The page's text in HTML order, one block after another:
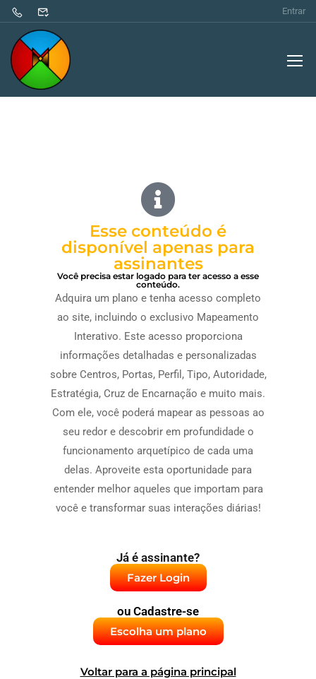
Entrar
Esse conteúdo é
disponível apenas para
assinantes
Você precisa estar logado para ter acesso a esse
conteúdo.
Adquira um plano e tenha acesso completo
ao site, incluindo o exclusivo Mapeamento
Interativo. Este acesso proporciona
informações detalhadas e personalizadas
sobre Centros, Portas, Perfil, Tipo, Autoridade,
Estratégia, Cruz de Encarnação e muito mais.
Com ele, você poderá mapear as pessoas ao
seu redor e descobrir em profundidade o
funcionamento arquetípico de cada uma
delas. Aproveite esta oportunidade para
entender melhor aqueles que importam para
você e transformar suas interações diárias!
Já é assinante?
Fazer Login
ou Cadastre-se
Escolha um plano
Voltar para a página principal